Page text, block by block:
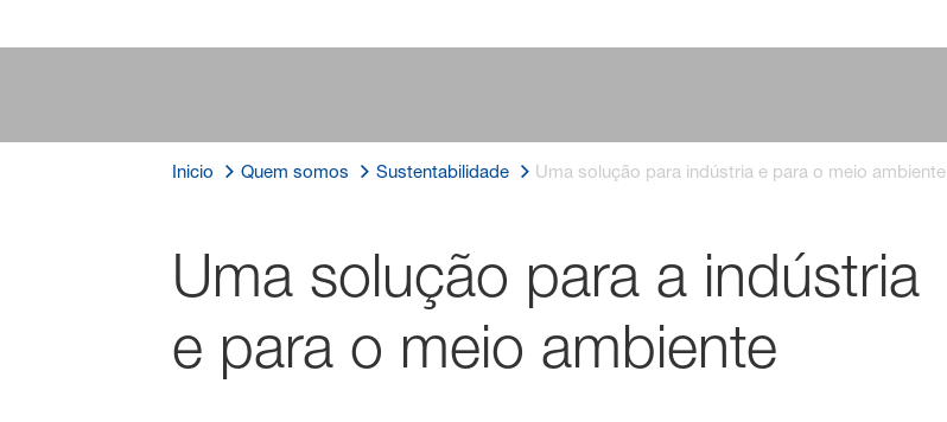
Inicio Quem somos Sustentabilidade Uma solução para indústria e para o meio ambiente
Uma solução para a indústria
e para o meio ambiente